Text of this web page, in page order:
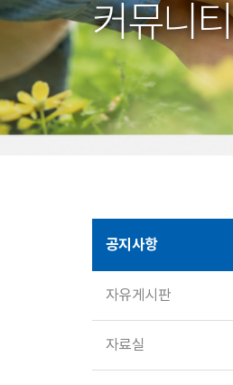
커뮤니티
공지사항
자유게시판
자료실